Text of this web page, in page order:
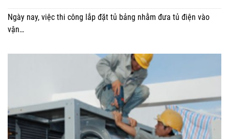
Ngày nay, việc thi công lắp đặt tủ bảng nhằm đưa tủ điện vào
vận…